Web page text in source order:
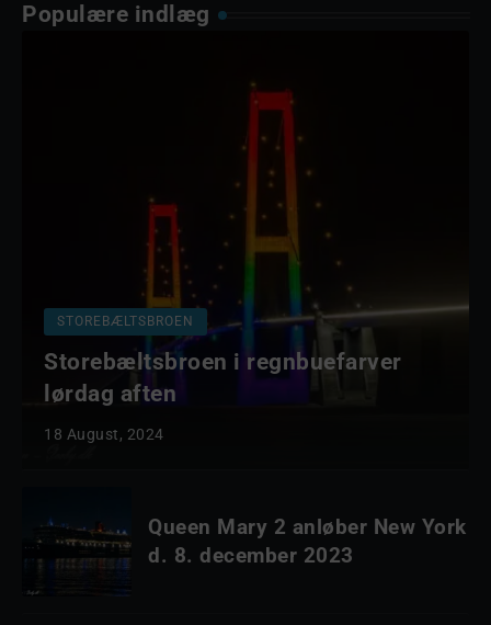
Populære indlæg
STOREBÆLTSBROEN
Storebæltsbroen i regnbuefarver
lørdag aften
18 August, 2024
Queen Mary 2 anløber New York
d. 8. december 2023